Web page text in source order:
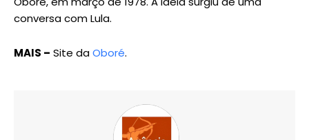
conversa com Lula.
MAIS – Site daOboré.